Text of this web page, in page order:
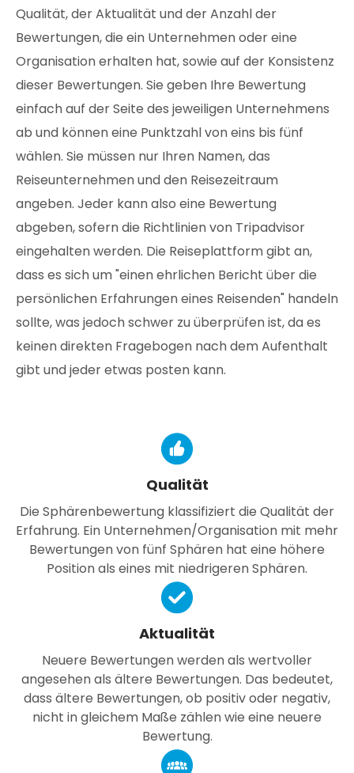
Qualität, der Aktualität und der Anzahl der
Bewertungen, die ein Unternehmen oder eine
Organisation erhalten hat, sowie auf der Konsistenz
dieser Bewertungen. Sie geben Ihre Bewertung
einfach auf der Seite des jeweiligen Unternehmens
ab und können eine Punktzahl von eins bis fünf
wählen. Sie müssen nur Ihren Namen, das
Reiseunternehmen und den Reisezeitraum
angeben. Jeder kann also eine Bewertung
abgeben, sofern die Richtlinien von Tripadvisor
eingehalten werden. Die Reiseplattform gibt an,
dass es sich um "einen ehrlichen Bericht über die
persönlichen Erfahrungen eines Reisenden" handeln
sollte, was jedoch schwer zu überprüfen ist, da es
keinen direkten Fragebogen nach dem Aufenthalt
gibt und jeder etwas posten kann.
Qualität
Die Sphärenbewertung klassifiziert die Qualität der
Erfahrung. Ein Unternehmen/Organisation mit mehr
Bewertungen von fünf Sphären hat eine höhere
Position als eines mit niedrigeren Sphären.
Aktualität
Neuere Bewertungen werden als wertvoller
angesehen als ältere Bewertungen. Das bedeutet,
dass ältere Bewertungen, ob positiv oder negativ,
nicht in gleichem Maße zählen wie eine neuere
Bewertung.